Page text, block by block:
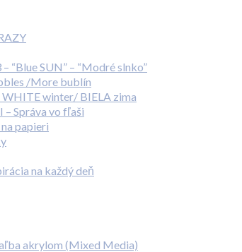
“Blue SUN” – “Modré slnko”
/More bublín
winter/ BIELA zima
Správa vo fľaši
papieri
na každý deň
akrylom (Mixed Media)